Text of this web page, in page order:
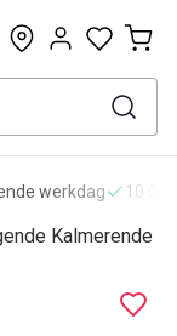
0
werkdag
Kalmerende